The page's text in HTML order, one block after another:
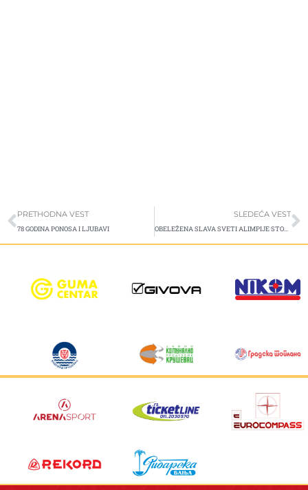
Prev
PRETHODNA VEST
78 GODINA PONOSA I LJUBAVI
SLEDEĆA VEST
OBELEŽENA SLAVA SVETI ALIMPIJE STOLPNIK